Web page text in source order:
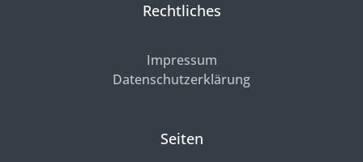
Rechtliches
Impressum
Datenschutzerklärung
Seiten